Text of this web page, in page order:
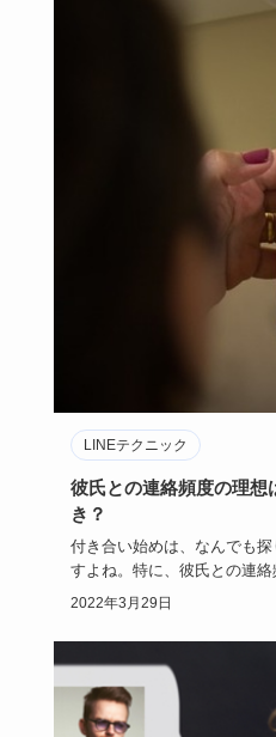
LINEテクニック
彼氏との連絡頻度の理想
き？
付き合い始めは、なんでも
すよね。特に、彼氏との連絡
でしょうか。手…
2022年3月29日